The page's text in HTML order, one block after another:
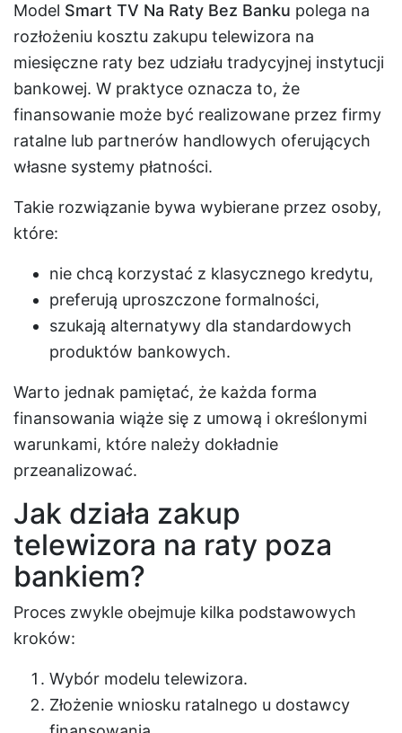
Model Smart TV Na Raty Bez Banku polega na
rozłożeniu kosztu zakupu telewizora na
miesięczne raty bez udziału tradycyjnej instytucji
bankowej. W praktyce oznacza to, że
finansowanie może być realizowane przez firmy
ratalne lub partnerów handlowych oferujących
własne systemy płatności.
Takie rozwiązanie bywa wybierane przez osoby,
które:
nie chcą korzystać z klasycznego kredytu,
preferują uproszczone formalności,
szukają alternatywy dla standardowych
produktów bankowych.
Warto jednak pamiętać, że każda forma
finansowania wiąże się z umową i określonymi
warunkami, które należy dokładnie
przeanalizować.
Jak działa zakup
telewizora na raty poza
bankiem?
Proces zwykle obejmuje kilka podstawowych
kroków:
Wybór modelu telewizora.
Złożenie wniosku ratalnego u dostawcy